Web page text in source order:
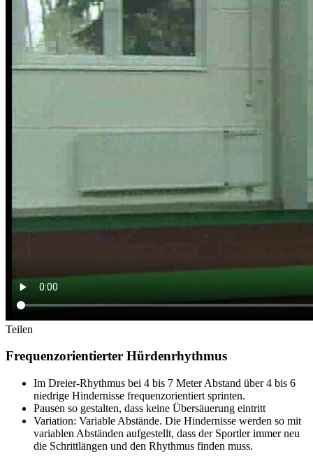
Teilen
Frequenzorientierter Hürdenrhythmus
Im Dreier-Rhythmus bei 4 bis 7 Meter Abstand über 4 bis 6
niedrige Hindernisse frequenzorientiert sprinten.
Pausen so gestalten, dass keine Übersäuerung eintritt
Variation: Variable Abstände. Die Hindernisse werden so mit
variablen Abständen aufgestellt, dass der Sportler immer neu
die Schrittlängen und den Rhythmus finden muss.